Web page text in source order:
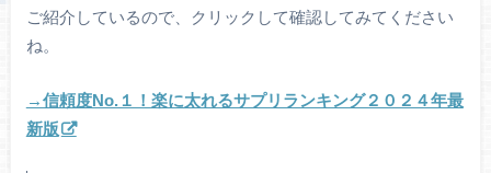
ご紹介しているので、クリックして確認してみてください
ね。
→信頼度No.１！楽に太れるサプリランキング２０２４年最
新版